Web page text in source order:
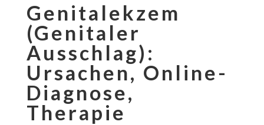
Genitalekzem
(Genitaler
Ausschlag):
Ursachen, Online-
Diagnose,
Therapie